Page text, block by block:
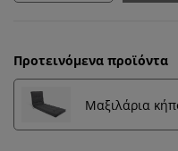
Προτεινόμενα προϊόντα
Μαξιλάρια